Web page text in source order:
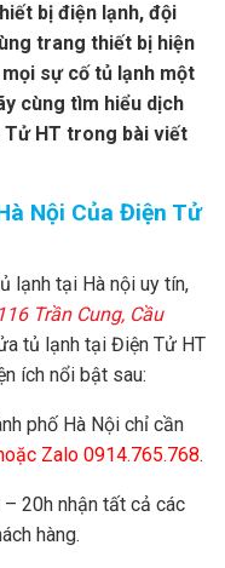
bị điện lạnh, đội
trang thiết bị hiện
sự cố tủ lạnh một
cùng tìm hiểu dịch
Tử HT trong bài viết
Nội Của Điện Tử
lạnh tại Hà nội uy tín,
116 Trần Cung, Cầu
tủ lạnh tại Điện Tử HT
ích nổi bật sau:
phố Hà Nội chỉ cần
Zalo 0914.765.768.
20h nhận tất cả các
hàng.